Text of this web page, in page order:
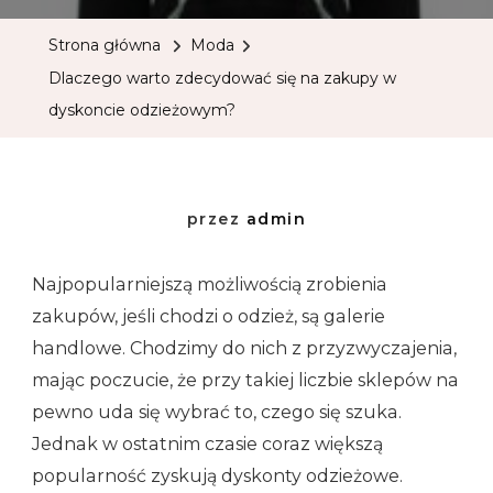
Strona główna
Moda
Dlaczego warto zdecydować się na zakupy w
dyskoncie odzieżowym?
przez admin
Najpopularniejszą możliwością zrobienia
zakupów, jeśli chodzi o odzież, są galerie
handlowe. Chodzimy do nich z przyzwyczajenia,
mając poczucie, że przy takiej liczbie sklepów na
pewno uda się wybrać to, czego się szuka.
Jednak w ostatnim czasie coraz większą
popularność zyskują dyskonty odzieżowe.